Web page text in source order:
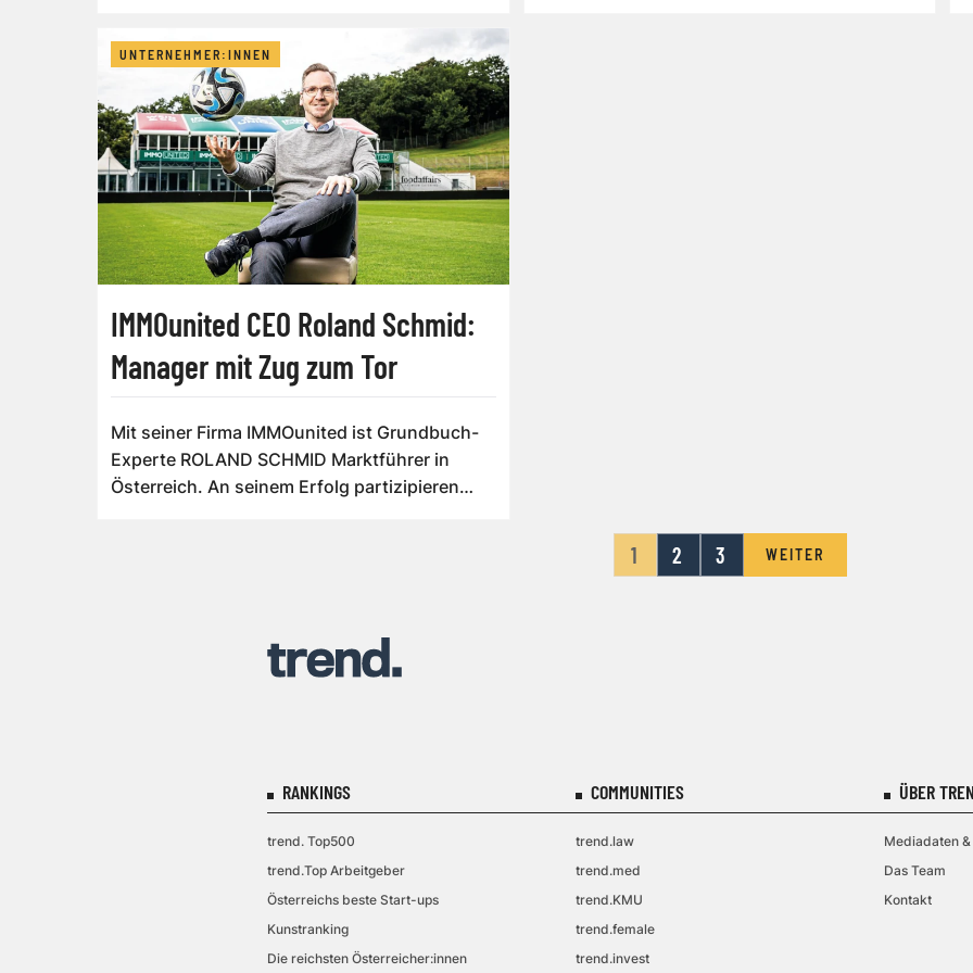
UNTERNEHMER:INNEN
IMMOunited CEO Roland Schmid:
Manager mit Zug zum Tor
Mit seiner Firma IMMOunited ist Grundbuch-
Experte ROLAND SCHMID Marktführer in
Österreich. An seinem Erfolg partizipieren
1 2 3 WEITER
RANKINGS
trend. Top500
trend.Top Arbeitgeber
Österreichs beste Start-ups
Kunstranking
Die reichsten Österreicher:innen
COMMUNITIES
trend.law
trend.med
trend.KMU
trend.female
trend.invest
ÜBER
Mediadaten
Das Team
Kontakt